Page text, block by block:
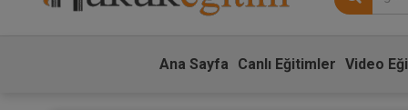
Ana Sayfa Canlı Eğitimler Video